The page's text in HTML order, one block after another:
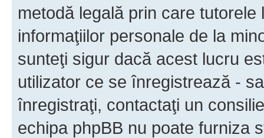
metodă legală prin care
informaţiilor personale de la
sunteţi sigur dacă acest lucru
utilizator ce se înregistrează -
înregistraţi, contactaţi un
echipa phpBB nu poate furniza